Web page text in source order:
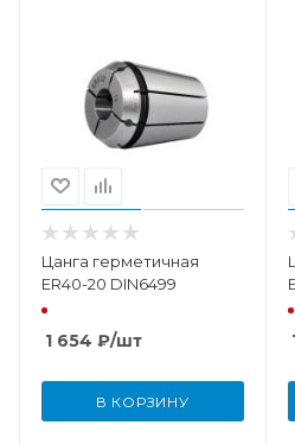
Цанга герметичная
ER40-20 DIN6499
1 654 ₽/шт
В КОРЗИНУ